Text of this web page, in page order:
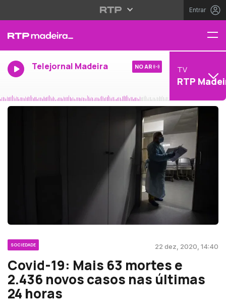
Entrar
Telejornal Madeira NO AR TV
RTP
SOCIEDADE 22 dez, 2020, 14:40
Covid-19: Mais 63 mortes e
2.436 novos casos nas últimas
24 horas